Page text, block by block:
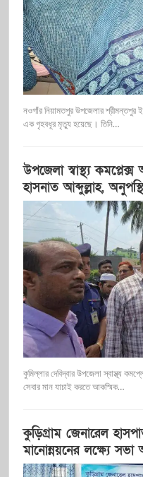
নওগাঁর নিয়ামতপুর উপজেলার শ্রীমন্তপুর
এক গৃহবধূর মৃত্যু হয়েছে। তিনি…
উপজেলা স্বাস্থ্য
হাসনাত আব্দুল্লাহ,
কুমিল্লার দেবিদ্বার উপজেলা স্বাস্থ্য
সেবার মান যাচাই করতে আকস্মিক…
কুড়িগ্রাম জেনারেল
মানোন্নয়নের লক্ষ্যে সভা